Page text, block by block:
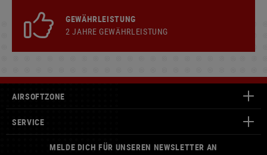
GEWÄHRLEISTUNG
2 JAHRE GEWÄHRLEISTUNG
AIRSOFTZONE
SERVICE
MELDE DICH FÜR UNSEREN NEWSLETTER AN